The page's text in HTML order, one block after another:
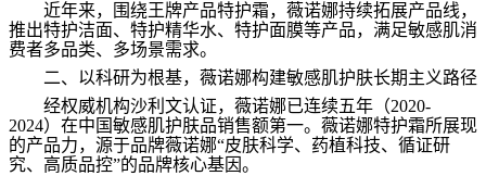
近年来，围绕王牌产品特护霜，薇诺娜持续拓展产品线，
推出特护洁面、特护精华水、特护面膜等产品，满足敏感肌消
费者多品类、多场景需求。
二、以科研为根基，薇诺娜构建敏感肌护肤长期主义路径
经权威机构沙利文认证，薇诺娜已连续五年（2020-
2024）在中国敏感肌护肤品销售额第一。薇诺娜特护霜所展现
的产品力，源于品牌薇诺娜“皮肤科学、药植科技、循证研
究、高质品控”的品牌核心基因。